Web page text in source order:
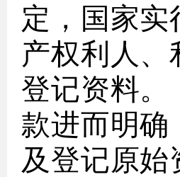
定，国家
产权利人
登记资料。
款进而明确
及登记原始